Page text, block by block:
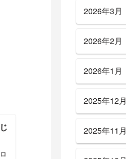
2026年3月
2026年2月
2026年1月
2025年12月
2025年11月